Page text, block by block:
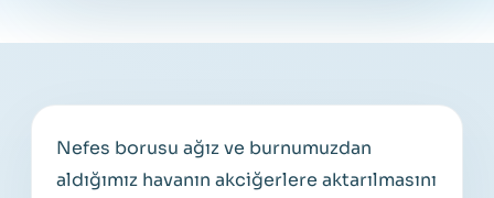
Nefes borusu ağız ve burnumuzdan
aldığımız havanın akciğerlere aktarılmasını